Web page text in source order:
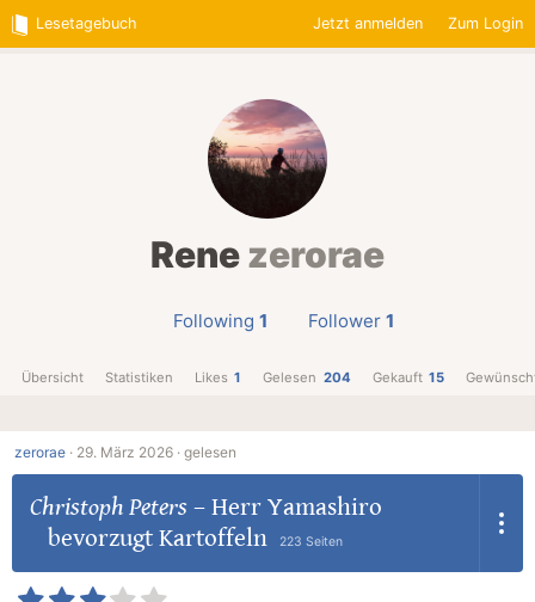
Lesetagebuch Jetzt anmelden Zum Login
Renezerorae
Following 1 Follower 1
Übersicht Statistiken Likes 1 Gelesen 204 Gekauft 15
zerorae · 29. März 2026 · gelesen
Christoph Peters – Herr Yamashiro
bevorzugt Kartoffeln
223 Seiten